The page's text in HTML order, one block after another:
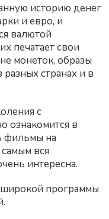
историю денег
и евро, и
валютой
печатает свои
монеток, образы
странах и в
с
ознакомится в
фильмы на
вся
интересна.
программы